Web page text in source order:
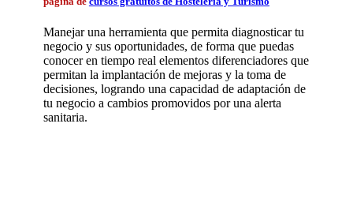
Manejar una herramienta que permita diagnosticar tu
negocio y sus oportunidades, de forma que puedas
conocer en tiempo real elementos diferenciadores que
permitan la implantación de mejoras y la toma de
decisiones, logrando una capacidad de adaptación de
tu negocio a cambios promovidos por una alerta
sanitaria.